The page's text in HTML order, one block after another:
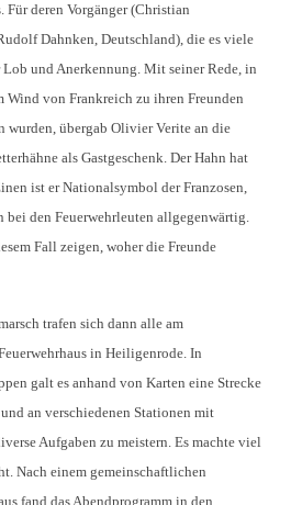
Für deren Vorgänger (Christian
Dahnken, Deutschland), die es viele
Lob und Anerkennung. Mit seiner Rede, in
Wind von Frankreich zu ihren Freunden
wurden, übergab Olivier Verite an die
als Gastgeschenk. Der Hahn hat
ist er Nationalsymbol der Franzosen,
bei den Feuerwehrleuten allgegenwärtig.
Fall zeigen, woher die Freunde
trafen sich dann alle am
in Heiligenrode. In
galt es anhand von Karten eine Strecke
an verschiedenen Stationen mit
Aufgaben zu meistern. Es machte viel
Nach einem gemeinschaftlichen
fand das Abendprogramm in den